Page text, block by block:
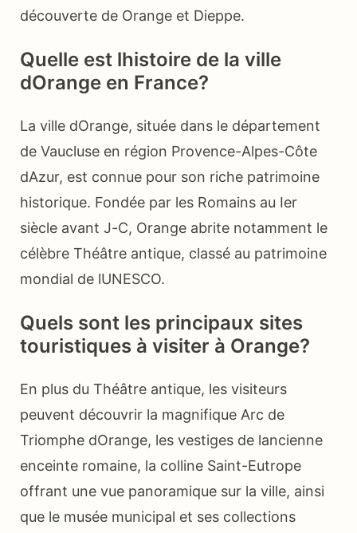
découverte de Orange et Dieppe.
Quelle est lhistoire de la ville
dOrange en France?
La ville dOrange, située dans le département
de Vaucluse en région Provence-Alpes-Côte
dAzur, est connue pour son riche patrimoine
historique. Fondée par les Romains au Ier
siècle avant J-C, Orange abrite notamment le
célèbre Théâtre antique, classé au patrimoine
mondial de lUNESCO.
Quels sont les principaux sites
touristiques à visiter à Orange?
En plus du Théâtre antique, les visiteurs
peuvent découvrir la magnifique Arc de
Triomphe dOrange, les vestiges de lancienne
enceinte romaine, la colline Saint-Eutrope
offrant une vue panoramique sur la ville, ainsi
que le musée municipal et ses collections